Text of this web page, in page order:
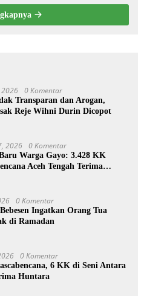
2026 0 Komentar
Transparan dan Arogan,
Reje Wihni Durin Dicopot
2026 0 Komentar
Warga Gayo: 3.428 KK
Aceh Tengah Terima
0 Komentar
Ingatkan Orang Tua
di Ramadan
0 Komentar
6 KK di Seni Antara
Huntara